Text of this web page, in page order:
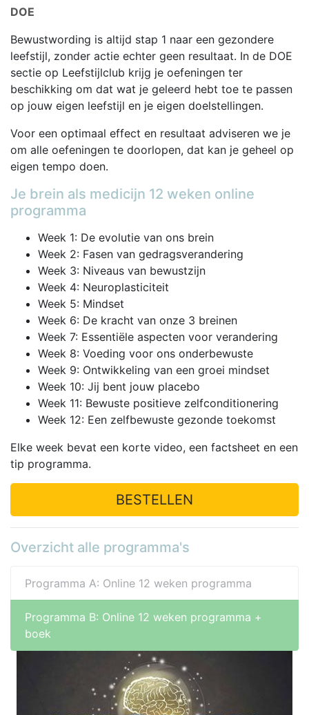
DOE
Bewustwording is altijd stap 1 naar een gezondere
leefstijl, zonder actie echter geen resultaat. In de DOE
sectie op Leefstijlclub krijg je oefeningen ter
beschikking om dat wat je geleerd hebt toe te passen
op jouw eigen leefstijl en je eigen doelstellingen.
Voor een optimaal effect en resultaat adviseren we je
om alle oefeningen te doorlopen, dat kan je geheel op
eigen tempo doen.
Je brein als medicijn 12 weken online
programma
Week 1: De evolutie van ons brein
Week 2: Fasen van gedragsverandering
Week 3: Niveaus van bewustzijn
Week 4: Neuroplasticiteit
Week 5: Mindset
Week 6: De kracht van onze 3 breinen
Week 7: Essentiële aspecten voor verandering
Week 8: Voeding voor ons onderbewuste
Week 9: Ontwikkeling van een groei mindset
Week 10: Jij bent jouw placebo
Week 11: Bewuste positieve zelfconditionering
Week 12: Een zelfbewuste gezonde toekomst
Elke week bevat een korte video, een factsheet en een
tip programma.
BESTELLEN
Overzicht alle programma's
Programma A: Online 12 weken programma
Programma B: Online 12 weken programma +
boek